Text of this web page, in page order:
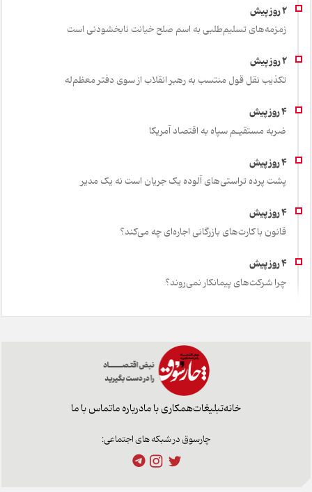
زمزمه‌های تسلیم‌طلبی به اسم صلح خیانت نابخشودنی است
تکذیب نقل قول منتسب به رهبر انقلاب از سوی دفتر معظم‌له
ضربه مستقیـم سپاه به اقتصاد آمر‌یکا
پشت پرده تراستی‌های آلوده یک جریان است نه یک مدیر
قانون با کارت‌های بازرگانی اجاره‌ای چه می‌کند؟
چرا شرکت‌های پیمانکار نمی‌روند؟
خانهتبلیغاتهمکاری با مادرباره ماتماس با ما
چارسوق در شبکه های اجتماعی: